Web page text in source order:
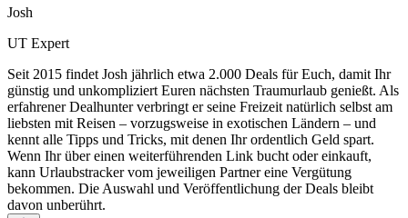
Josh
UT Expert
Seit 2015 findet Josh jährlich etwa 2.000 Deals für Euch, damit Ihr
günstig und unkompliziert Euren nächsten Traumurlaub genießt. Als
erfahrener Dealhunter verbringt er seine Freizeit natürlich selbst am
liebsten mit Reisen – vorzugsweise in exotischen Ländern – und
kennt alle Tipps und Tricks, mit denen Ihr ordentlich Geld spart.
Wenn Ihr über einen weiterführenden Link bucht oder einkauft,
kann Urlaubstracker vom jeweiligen Partner eine Vergütung
bekommen. Die Auswahl und Veröffentlichung der Deals bleibt
davon unberührt.